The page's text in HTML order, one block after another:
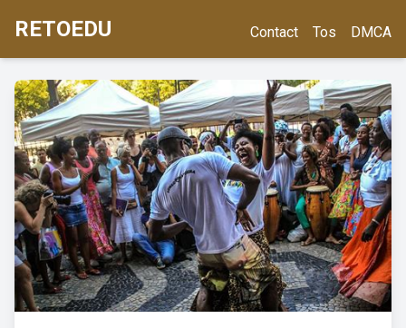
RETOEDU Contact Tos DMCA